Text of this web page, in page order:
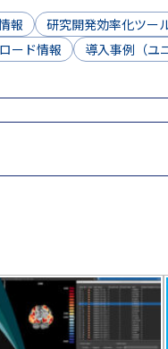
報 研究開発効率化ツー
ード情報
導入事例（ユ